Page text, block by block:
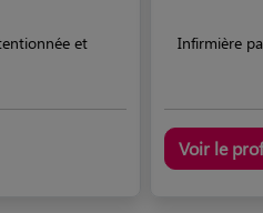
et
Infirmière
Voir le